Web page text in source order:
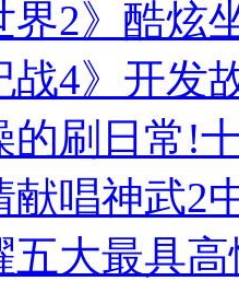
界2》酷炫
战4》开发
的刷日常!
献唱神武2
五大最具